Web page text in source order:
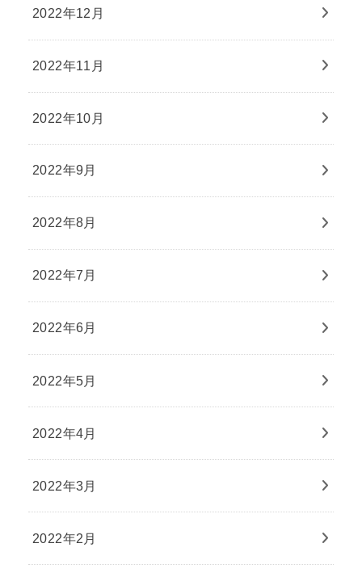
2022年12月
2022年11月
2022年10月
2022年9月
2022年8月
2022年7月
2022年6月
2022年5月
2022年4月
2022年3月
2022年2月